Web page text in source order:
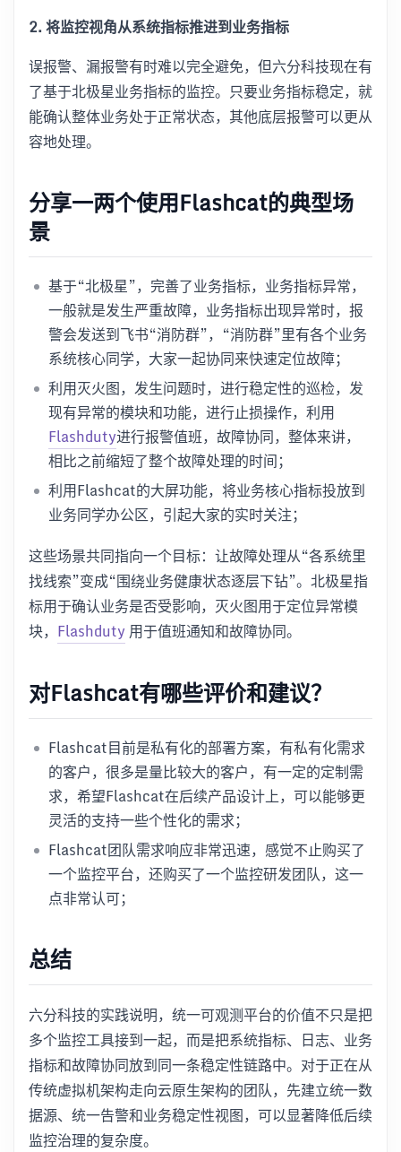
2. 将监控视角从系统指标推进到业务指标
误报警、漏报警有时难以完全避免，但六分科技现在有
了基于北极星业务指标的监控。只要业务指标稳定，就
能确认整体业务处于正常状态，其他底层报警可以更从
容地处理。
分享一两个使用Flashcat的典型场
景
基于“北极星”，完善了业务指标，业务指标异常，
一般就是发生严重故障，业务指标出现异常时，报
警会发送到飞书“消防群”，“消防群”里有各个业务
系统核心同学，大家一起协同来快速定位故障；
利用灭火图，发生问题时，进行稳定性的巡检，发
现有异常的模块和功能，进行止损操作，利用
Flashduty进行报警值班，故障协同，整体来讲，
相比之前缩短了整个故障处理的时间；
利用Flashcat的大屏功能，将业务核心指标投放到
业务同学办公区，引起大家的实时关注；
这些场景共同指向一个目标：让故障处理从“各系统里
找线索”变成“围绕业务健康状态逐层下钻”。北极星指
标用于确认业务是否受影响，灭火图用于定位异常模
块， Flashduty用于值班通知和故障协同。
对Flashcat有哪些评价和建议？
Flashcat目前是私有化的部署方案，有私有化需求
的客户，很多是量比较大的客户，有一定的定制需
求，希望Flashcat在后续产品设计上，可以能够更
灵活的支持一些个性化的需求；
Flashcat团队需求响应非常迅速，感觉不止购买了
一个监控平台，还购买了一个监控研发团队，这一
点非常认可；
总结
六分科技的实践说明，统一可观测平台的价值不只是把
多个监控工具接到一起，而是把系统指标、日志、业务
指标和故障协同放到同一条稳定性链路中。对于正在从
传统虚拟机架构走向云原生架构的团队，先建立统一数
据源、统一告警和业务稳定性视图，可以显著降低后续
监控治理的复杂度。